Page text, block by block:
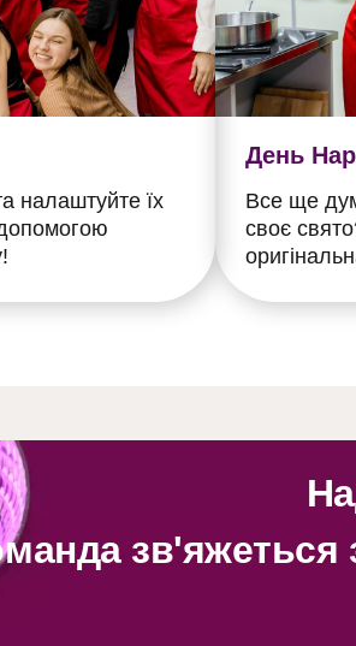
налаштуйте їх
День
Все ще
своє
зв'яжеться